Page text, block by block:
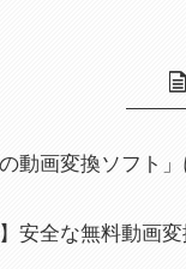
動画変換ソフト
安全な無料動画